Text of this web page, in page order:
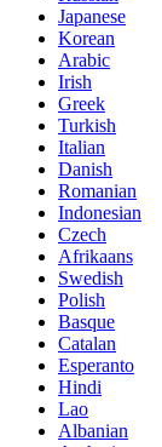
Japanese
Korean
Arabic
Irish
Greek
Turkish
Italian
Danish
Romanian
Indonesian
Czech
Afrikaans
Swedish
Polish
Basque
Catalan
Esperanto
Hindi
Lao
Albanian